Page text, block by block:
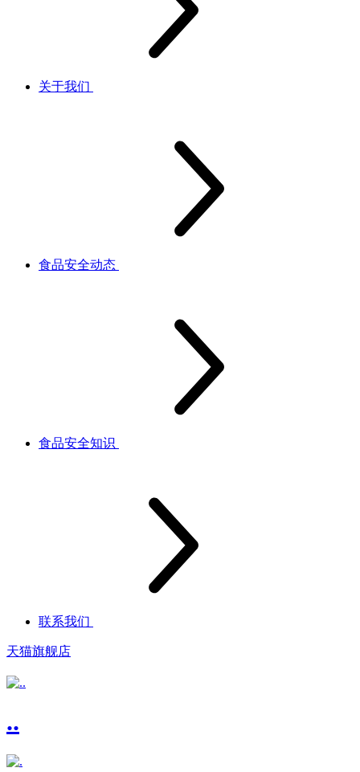
关于我们
食品安全动态
食品安全知识
联系我们
天猫旗舰店
..